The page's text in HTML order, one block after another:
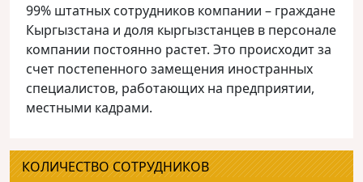
99% штатных сотрудников компании – граждане
Кыргызстана и доля кыргызстанцев в персонале
компании постоянно растет. Это происходит за
счет постепенного замещения иностранных
специалистов, работающих на предприятии,
местными кадрами.
КОЛИЧЕСТВО СОТРУДНИКОВ